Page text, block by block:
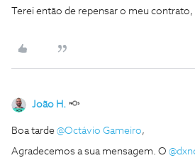
Terei então de repensar o meu
João H.
Boa tarde @Octávio Gameiro,
Agradecemos a sua mensagem. O